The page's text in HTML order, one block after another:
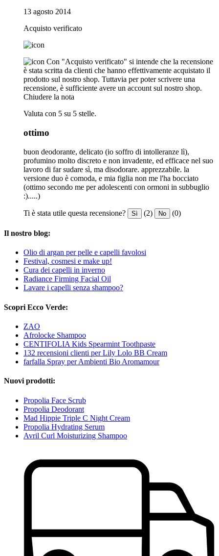
13 agosto 2014
Acquisto verificato
Con "Acquisto verificato" si intende che la recensione
è stata scritta da clienti che hanno effettivamente acquistato il
prodotto sul nostro shop. Tuttavia per poter scrivere una
recensione, è sufficiente avere un account sul nostro shop.
Chiudere la nota
Valuta con 5 su 5 stelle.
ottimo
buon deodorante, delicato (io soffro di intolleranze lì),
profumino molto discreto e non invadente, ed efficace nel suo
lavoro di far sudare sì, ma disodorare. apprezzabile. la
versione duo è comoda, e mia figlia non me l'ha bocciato
(ottimo secondo me per adolescenti con ormoni in subbuglio
:).....)
Ti è stata utile questa recensione? Sì (2) No (0)
Il nostro blog:
Olio di argan per pelle e capelli favolosi
Festival, cosmesi e make up!
Cura dei capelli in inverno
Radiance Firming Facial Oil
Lavare i capelli senza shampoo?
Scopri Ecco Verde:
ZAO
Afrolocke Shampoo
CENTIFOLIA Kids Spearmint Toothpaste
132 recensioni clienti per Lily Lolo BB Cream
farfalla Spray per Ambienti Bio Aromamour
Nuovi prodotti:
Propolia Face Scrub
Propolia Deodorant
Mad Hippie Triple C Night Cream
Propolia Hydrating Serum
Avril Curl Moisturizing Shampoo